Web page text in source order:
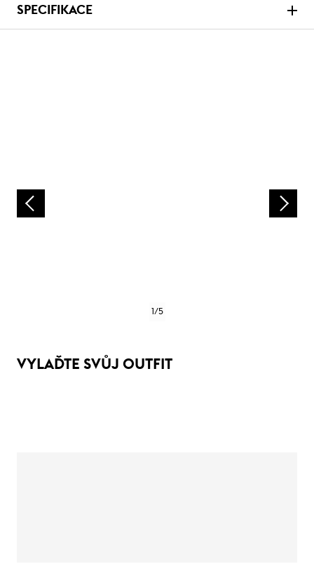
SPECIFIKACE
1/5
VYLAĎTE SVŮJ OUTFIT